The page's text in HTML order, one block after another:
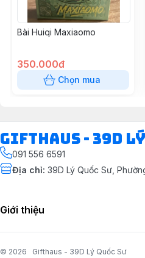
Bài Huiqi Maxiaomo
350.000đ
Chọn mua
Gifthaus - 39D Lý
091 556 6591
Địa chỉ: 39D Lý Quốc Sư,
Giới thiệu
© 2026 Gifthaus - 39D Lý Quốc Sư